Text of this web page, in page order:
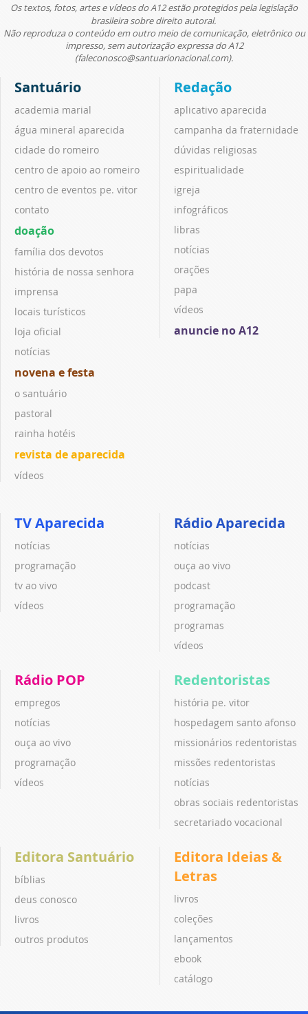
Os textos, fotos, artes e vídeos do A12 estão protegidos pela legislação
brasileira sobre direito autoral.
Não reproduza o conteúdo em outro meio de comunicação, eletrônico ou
impresso, sem autorização expressa do A12
(faleconosco@santuarionacional.com).
Santuário
academia marial
água mineral aparecida
cidade do romeiro
centro de apoio ao romeiro
centro de eventos pe. vitor
contato
doação
família dos devotos
história de nossa senhora
imprensa
locais turísticos
loja oficial
notícias
novena e festa
o santuário
pastoral
rainha hotéis
revista de aparecida
vídeos
Redação
aplicativo aparecida
campanha da fraternidade
dúvidas religiosas
espiritualidade
igreja
infográficos
libras
notícias
orações
papa
vídeos
anuncie no A12
TV Aparecida
notícias
programação
tv ao vivo
vídeos
Rádio Aparecida
notícias
ouça ao vivo
podcast
programação
programas
vídeos
Rádio POP
empregos
notícias
ouça ao vivo
programação
vídeos
Redentoristas
história pe. vitor
hospedagem santo afonso
missionários redentoristas
missões redentoristas
notícias
obras sociais redentoristas
secretariado vocacional
Editora Santuário
bíblias
deus conosco
livros
outros produtos
Editora Ideias &
Letras
livros
coleções
lançamentos
ebook
catálogo